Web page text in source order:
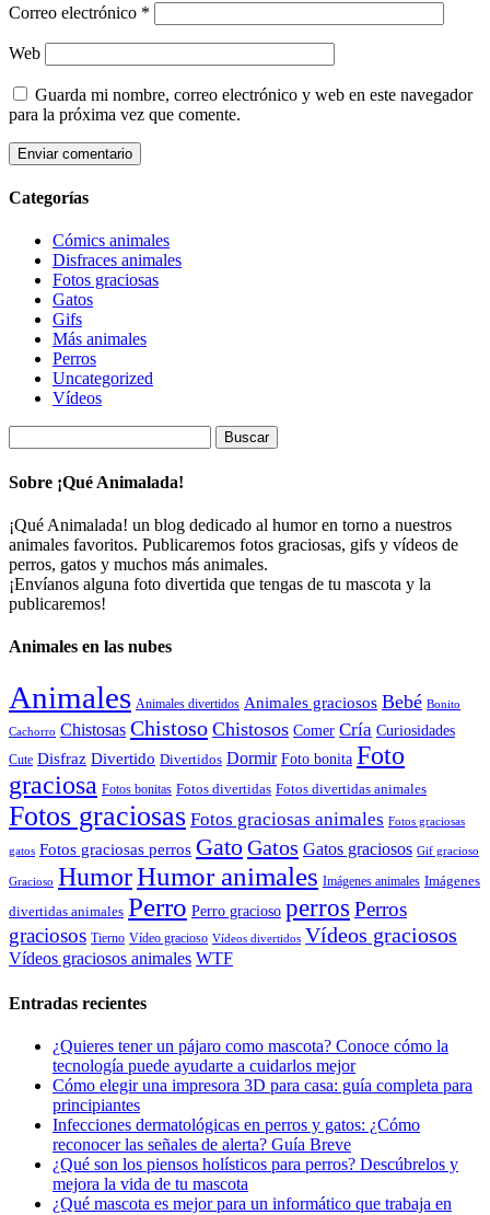
Correo electrónico *
Web
Guarda mi nombre, correo electrónico y web en este navegador
para la próxima vez que comente.
Categorías
Cómics animales
Disfraces animales
Fotos graciosas
Gatos
Gifs
Más animales
Perros
Uncategorized
Vídeos
Sobre ¡Qué Animalada!
¡Qué Animalada! un blog dedicado al humor en torno a nuestros
animales favoritos. Publicaremos fotos graciosas, gifs y vídeos de
perros, gatos y muchos más animales.
¡Envíanos alguna foto divertida que tengas de tu mascota y la
publicaremos!
Animales en las nubes
Animales Animales divertidos Animales graciosos Bebé Bonito
Cachorro Chistosas Chistoso Chistosos Comer Cría Curiosidades
Cute Disfraz Divertido Divertidos Dormir Foto bonita Foto
graciosa Fotos bonitas Fotos divertidas Fotos divertidas animales
Fotos graciosas Fotos graciosas animales Fotos graciosas
gatos Fotos graciosas perros GatoGatos Gatos graciosos Gif gracioso
Gracioso HumorHumor animales Imágenes animales Imágenes
divertidas animales Perro Perro gracioso perros Perros
graciosos Tierno Vídeo gracioso Vídeos divertidos Vídeos graciosos
Vídeos graciosos animales WTF
Entradas recientes
¿Quieres tener un pájaro como mascota? Conoce cómo la
tecnología puede ayudarte a cuidarlos mejor
Cómo elegir una impresora 3D para casa: guía completa para
principiantes
Infecciones dermatológicas en perros y gatos: ¿Cómo
reconocer las señales de alerta? Guía Breve
¿Qué son los piensos holísticos para perros? Descúbrelos y
mejora la vida de tu mascota
¿Qué mascota es mejor para un informático que trabaja en